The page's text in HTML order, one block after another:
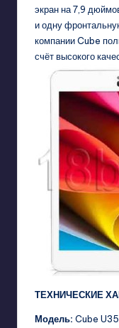
экран на 7,9
и одну
компании Cube
счёт высокого
ТЕХНИЧЕСКИЕ
Модель: Cube